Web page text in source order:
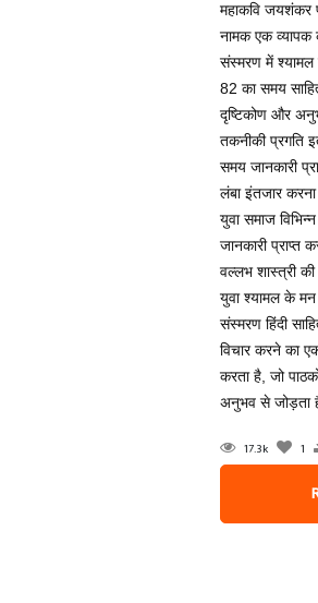
महाकवि जयशंकर
नामक एक व्यापक
संस्मरण में
82 का समय
दृष्टिकोण और
तकनीकी प्रगति
समय जानकारी
लंबा इंतजार
युवा समाज
जानकारी प्राप्त
वल्‍लभ शास्‍त्री
युवा श्यामल के
संस्मरण हिंदी
विचार करने का
करता है, जो
अनुभव से जोड़ता
17.3k 1